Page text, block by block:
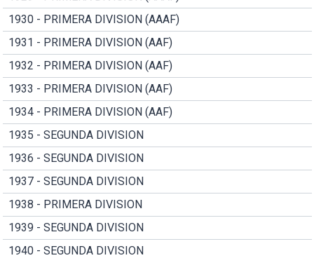
1930 - PRIMERA DIVISION (AAAF)
1931 - PRIMERA DIVISION (AAF)
1932 - PRIMERA DIVISION (AAF)
1933 - PRIMERA DIVISION (AAF)
1934 - PRIMERA DIVISION (AAF)
1935 - SEGUNDA DIVISION
1936 - SEGUNDA DIVISION
1937 - SEGUNDA DIVISION
1938 - PRIMERA DIVISION
1939 - SEGUNDA DIVISION
1940 - SEGUNDA DIVISION